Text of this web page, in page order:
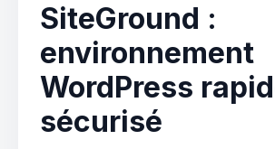
SiteGround :
environnement
WordPress
sécurisé